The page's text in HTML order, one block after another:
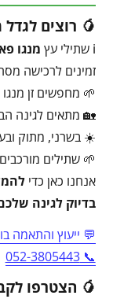
🥭 רוצים לגדל
ℹ️ שתילי עץ מנגו
זמינים לרכישה
🌱 מחפשים זן
🏡 מתאים לגינה
☀️ בשרני, מתוק
🌱 שתילים
אנחנו כאן כדי
בדיוק לגינה
💬 ייעוץ והתאמה
📞 052-3805443
🥭 הצטרפו